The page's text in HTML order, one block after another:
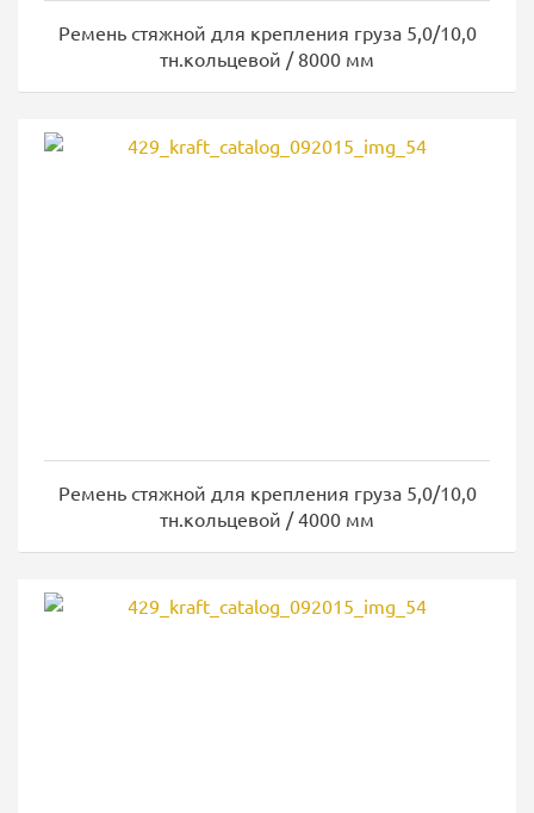
Ремень стяжной для крепления груза 5,0/10,0
тн.кольцевой / 8000 мм
Ремень стяжной для крепления груза 5,0/10,0
тн.кольцевой / 4000 мм